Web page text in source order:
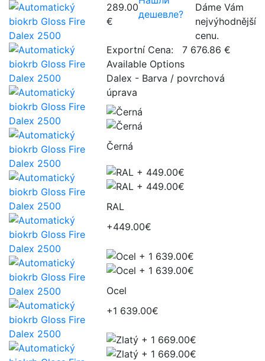
289.00
€
дешевле?
Dáme Vám
nejvýhodnější
cenu.
Exportní Cena:
7 676.86 €
Available Options
Dalex - Barva / povrchová
úprava
Černá
RAL
+449.00€
Ocel
+1 639.00€